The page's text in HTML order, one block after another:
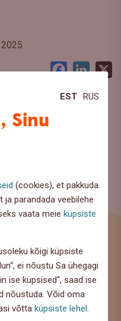
EST RUS
Sinu
(cookies), et pakkuda
parandada veebilehe
vaata meieküpsiste
kõigi küpsiste
ei nõustu Sa ühegagi
ise küpsised“, saad ise
nõustuda. Võid oma
võttaküpsiste lehel.
2025
Facebook
lugejaile huvitavat
teha kaalutud